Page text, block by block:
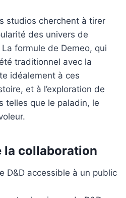
studios cherchent à tirer
des univers de
La formule de Demeo, qui
traditionnel avec la
idéalement à ces
et à l’exploration de
telles que le paladin, le
la collaboration
D&D accessible à un public